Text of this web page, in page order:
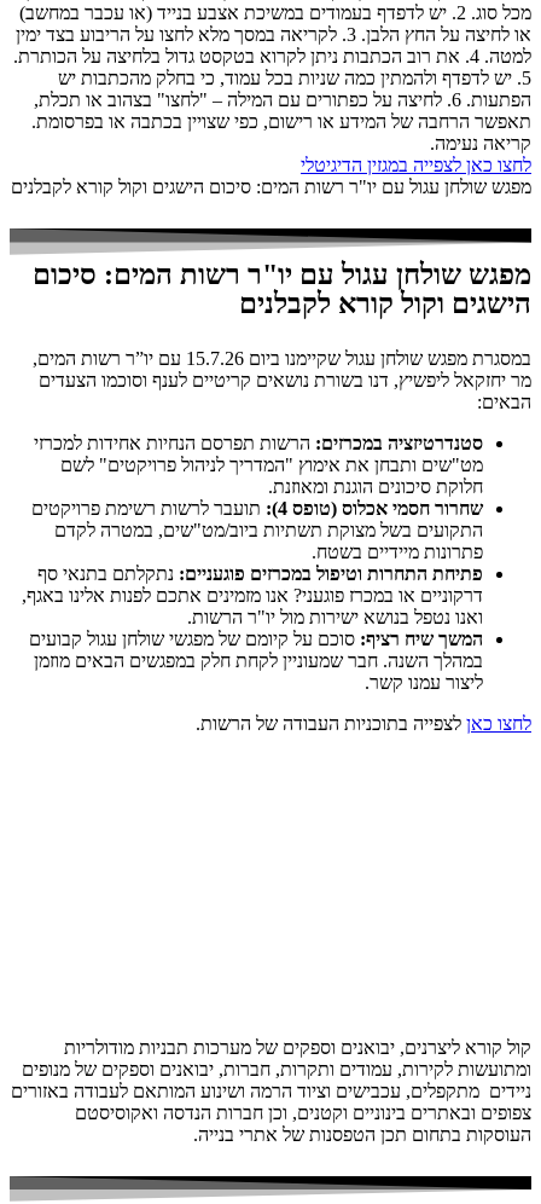
מכל סוג. 2.⁠ ⁠יש לדפדף בעמודים במשיכת אצבע בנייד (או עכבר במחשב)
או לחיצה על החץ הלבן. 3.⁠ ⁠לקריאה במסך מלא לחצו על הריבוע בצד ימין
למטה. 4.⁠ ⁠את רוב הכתבות ניתן לקרוא בטקסט גדול בלחיצה על הכותרת.
5.⁠ ⁠יש לדפדף ולהמתין כמה שניות בכל עמוד, כי בחלק מהכתבות יש
הפתעות. 6.⁠ ⁠לחיצה על כפתורים עם המילה – "לחצו" בצהוב או תכלת,
תאפשר הרחבה של המידע או רישום, כפי שצויין בכתבה או בפרסומת.
קריאה נעימה.
לחצו כאן לצפייה במגזין הדיגיטלי
מפגש שולחן עגול עם יו"ר רשות המים: סיכום הישגים וקול קורא לקבלנים
מפגש שולחן עגול עם יו"ר רשות המים: סיכום
הישגים וקול קורא לקבלנים
במסגרת מפגש שולחן עגול שקיימנו ביום 15.7.26 עם יו”ר רשות המים,
מר יחזקאל ליפשיץ, דנו בשורת נושאים קריטיים לענף וסוכמו הצעדים
הבאים:
סטנדרטיזציה במכרזים: הרשות תפרסם הנחיות אחידות למכרזי
מט"שים ותבחן את אימוץ "המדריך לניהול פרויקטים" לשם
חלוקת סיכונים הוגנת ומאוזנת.
שחרור חסמי אכלוס (טופס 4):
תועבר לרשות רשימת פרויקטים
התקועים בשל מצוקת תשתיות ביוב/מט"שים, במטרה לקדם
פתרונות מיידיים בשטח.
פתיחת התחרות וטיפול במכרזים פוגעניים: נתקלתם בתנאי סף
דרקוניים או במכרז פוגעני? אנו מזמינים אתכם לפנות אלינו באגף,
ואנו נטפל בנושא ישירות מול יו"ר הרשות.
המשך שיח רציף: סוכם על קיומם של מפגשי שולחן עגול קבועים
במהלך השנה. חבר שמעוניין לקחת חלק במפגשים הבאים מוזמן
ליצור עמנו קשר.
לחצו כאן לצפייה בתוכניות העבודה של הרשות.
קול קורא ליצרנים, יבואנים וספקים של מערכות תבניות מודולריות
ומתועשות לקירות, עמודים ותקרות, חברות, יבואנים וספקים של מנופים
ניידים מתקפלים, עכבישים וציוד הרמה ושינוע המותאם לעבודה באזורים
צפופים ובאתרים בינוניים וקטנים, וכן חברות הנדסה ואקוסיסטם
העוסקות בתחום תכן הטפסנות של אתרי בנייה.